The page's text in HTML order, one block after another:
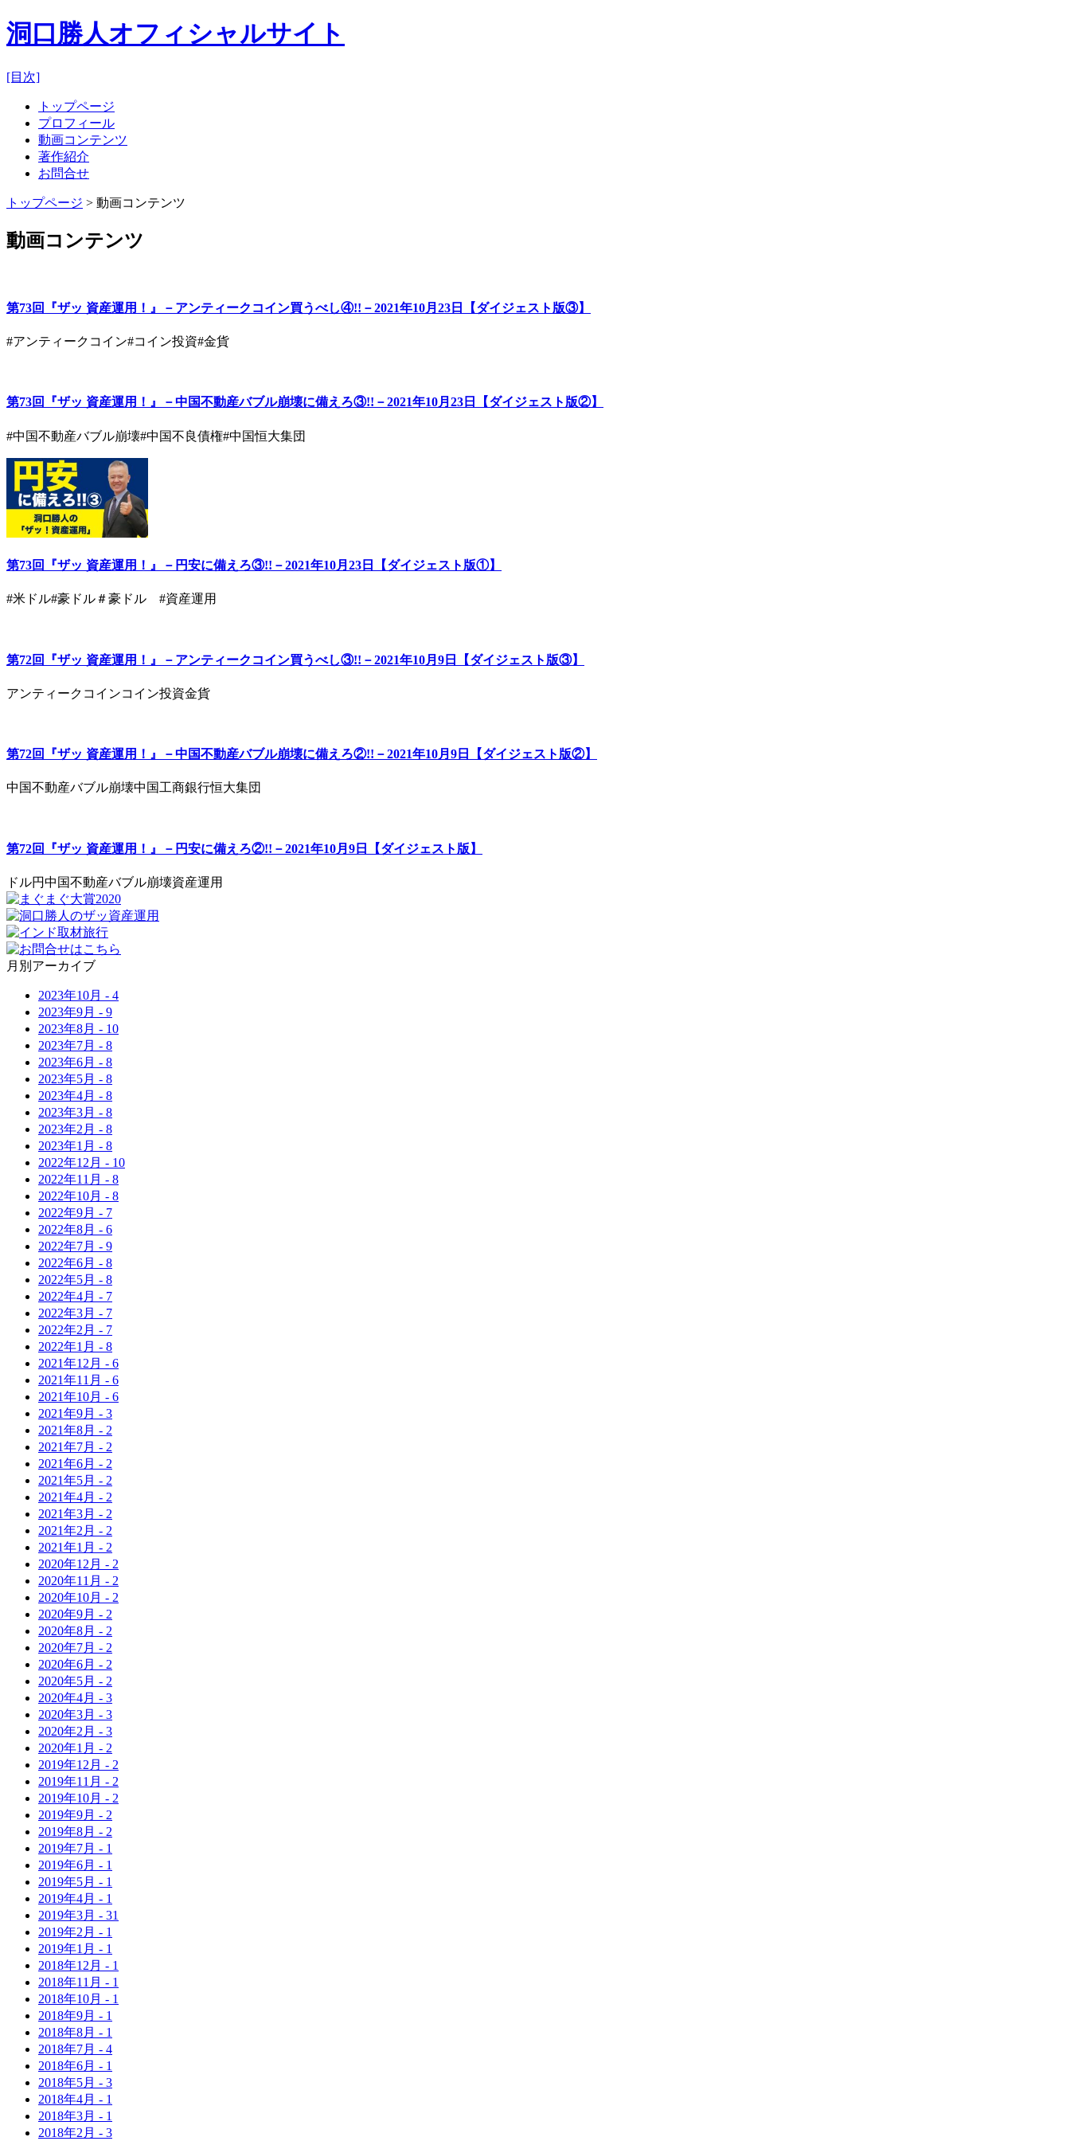
洞口勝人オフィシャルサイト
[目次]
トップページ
プロフィール
動画コンテンツ
著作紹介
お問合せ
トップページ > 動画コンテンツ
動画コンテンツ
第73回『ザッ 資産運用！』－アンティークコイン買うべし④!!－2021年10月23日【ダイジェスト版③】
#アンティークコイン#コイン投資#金貨
第73回『ザッ 資産運用！』－中国不動産バブル崩壊に備えろ③!!－2021年10月23日【ダイジェスト版②】
#中国不動産バブル崩壊#中国不良債権#中国恒大集団
第73回『ザッ 資産運用！』－円安に備えろ③!!－2021年10月23日【ダイジェスト版①】
#米ドル#豪ドル＃豪ドル #資産運用
第72回『ザッ 資産運用！』－アンティークコイン買うべし③!!－2021年10月9日【ダイジェスト版③】
アンティークコインコイン投資金貨
第72回『ザッ 資産運用！』－中国不動産バブル崩壊に備えろ②!!－2021年10月9日【ダイジェスト版②】
中国不動産バブル崩壊中国工商銀行恒大集団
第72回『ザッ 資産運用！』－円安に備えろ②!!－2021年10月9日【ダイジェスト版】
ドル円中国不動産バブル崩壊資産運用
月別アーカイブ
2023年10月 - 4
2023年9月 - 9
2023年8月 - 10
2023年7月 - 8
2023年6月 - 8
2023年5月 - 8
2023年4月 - 8
2023年3月 - 8
2023年2月 - 8
2023年1月 - 8
2022年12月 - 10
2022年11月 - 8
2022年10月 - 8
2022年9月 - 7
2022年8月 - 6
2022年7月 - 9
2022年6月 - 8
2022年5月 - 8
2022年4月 - 7
2022年3月 - 7
2022年2月 - 7
2022年1月 - 8
2021年12月 - 6
2021年11月 - 6
2021年10月 - 6
2021年9月 - 3
2021年8月 - 2
2021年7月 - 2
2021年6月 - 2
2021年5月 - 2
2021年4月 - 2
2021年3月 - 2
2021年2月 - 2
2021年1月 - 2
2020年12月 - 2
2020年11月 - 2
2020年10月 - 2
2020年9月 - 2
2020年8月 - 2
2020年7月 - 2
2020年6月 - 2
2020年5月 - 2
2020年4月 - 3
2020年3月 - 3
2020年2月 - 3
2020年1月 - 2
2019年12月 - 2
2019年11月 - 2
2019年10月 - 2
2019年9月 - 2
2019年8月 - 2
2019年7月 - 1
2019年6月 - 1
2019年5月 - 1
2019年4月 - 1
2019年3月 - 31
2019年2月 - 1
2019年1月 - 1
2018年12月 - 1
2018年11月 - 1
2018年10月 - 1
2018年9月 - 1
2018年8月 - 1
2018年7月 - 4
2018年6月 - 1
2018年5月 - 3
2018年4月 - 1
2018年3月 - 1
2018年2月 - 3